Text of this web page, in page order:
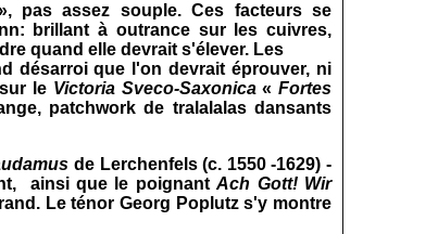
pas assez souple. Ces facteurs se
brillant à outrance sur les cuivres,
quand elle devrait s'élever. Les
désarroi que l'on devrait éprouver, ni
le Victoria Sveco‑Saxonica«Fortes
patchwork de tralalalas dansants
de Lerchenfels (c. 1550 ‑1629) ‑
ainsi que le poignantAch Gott! Wir
Le ténor Georg Poplutz s'y montre